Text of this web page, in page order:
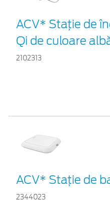
ACV* Stație de
Qi de culoare
2102313
ACV* Stație de
2344023